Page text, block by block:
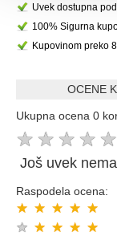
Uvek dostupna
100% Sigurna
Kupovinom preko
OCENE
Ukupna ocena 0
★ ★ ★ ★ ★
Još uvek
Raspodela ocena:
★
★
★
★
★
★
★
★
★
★